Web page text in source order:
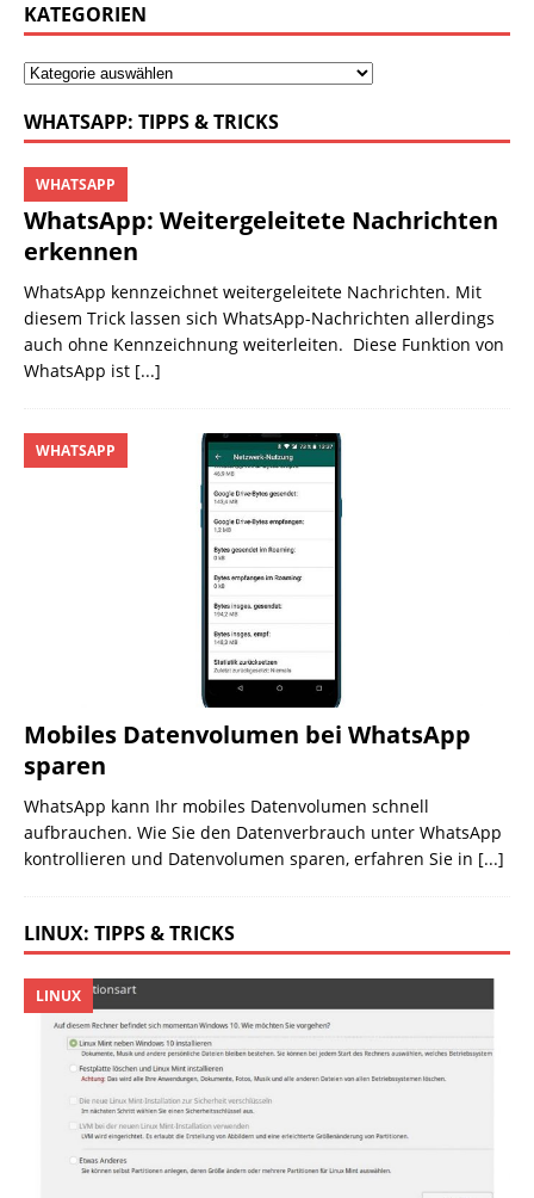
KATEGORIEN
WHATSAPP: TIPPS & TRICKS
WhatsApp: Weitergeleitete Nachrichten
erkennen
WHATSAPP
WhatsApp kennzeichnet weitergeleitete Nachrichten. Mit
diesem Trick lassen sich WhatsApp-Nachrichten allerdings
auch ohne Kennzeichnung weiterleiten. Diese Funktion von
WhatsApp ist [...]
Mobiles Datenvolumen bei WhatsApp
sparen
WHATSAPP
WhatsApp kann Ihr mobiles Datenvolumen schnell
aufbrauchen. Wie Sie den Datenverbrauch unter WhatsApp
kontrollieren und Datenvolumen sparen, erfahren Sie in [...]
LINUX: TIPPS & TRICKS
LINUX